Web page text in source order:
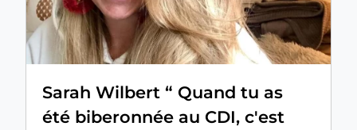
Sarah Wilbert “ Quand tu as
été biberonnée au CDI, c'est